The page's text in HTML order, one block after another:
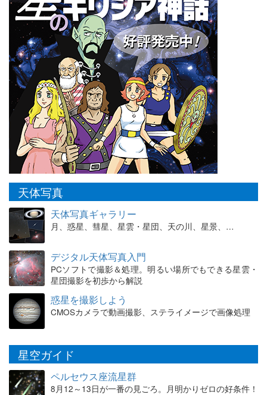
天体写真
天体写真ギャラリー
月、惑星、彗星、星雲・星団、天の川、星景、…
デジタル天体写真入門
PCソフトで撮影＆処理。明るい場所でもできる星雲・
星団撮影を初歩から解説
惑星を撮影しよう
CMOSカメラで動画撮影、ステライメージで画像処理
星空ガイド
ペルセウス座流星群
8月12～13日が一番の見ごろ。月明かりゼロの好条件！